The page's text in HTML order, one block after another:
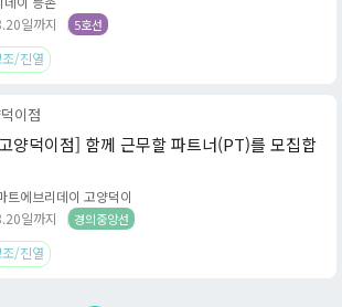
일까지 5호선
/진열
이점
양덕이점] 함께 근무할 파트너(PT)를 모집합
트에브리데이 고양덕이
일까지 경의중앙선
/진열